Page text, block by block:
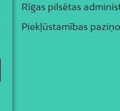
Rīgas pilsētas
Piekļūstamības